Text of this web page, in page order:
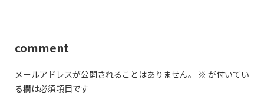
comment
メールアドレスが公開されることはありません。 ※ が付いてい
る欄は必須項目です